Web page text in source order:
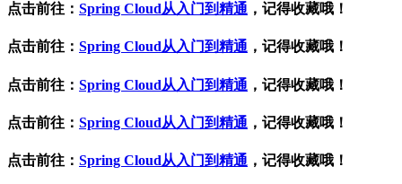
点击前往： Spring Cloud从入门到精通 ，记得收藏哦！
点击前往： Spring Cloud从入门到精通 ，记得收藏哦！
点击前往： Spring Cloud从入门到精通 ，记得收藏哦！
点击前往： Spring Cloud从入门到精通 ，记得收藏哦！
点击前往： Spring Cloud从入门到精通 ，记得收藏哦！